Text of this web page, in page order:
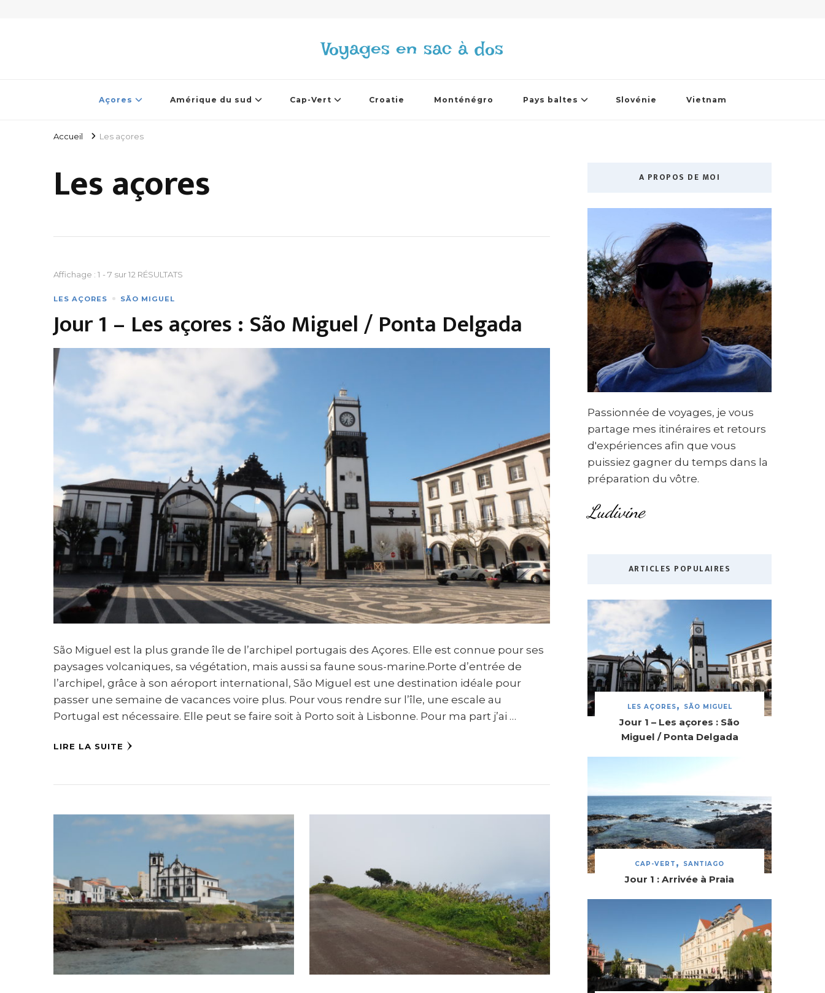
Voyages en sac à dos
Açores Amérique du sud Cap-Vert Croatie Monténégro Pays baltes Slovénie Vietnam
Accueil Les açores
Les açores
Affichage : 1 - 7 sur 12 RÉSULTATS
LES AÇORES SÃO MIGUEL
Jour 1 – Les açores : São Miguel / Ponta Delgada
São Miguel est la plus grande île de l’archipel portugais des Açores. Elle est connue pour ses
paysages volcaniques, sa végétation, mais aussi sa faune sous-marine.Porte d’entrée de
l’archipel, grâce à son aéroport international, São Miguel est une destination idéale pour
passer une semaine de vacances voire plus. Pour vous rendre sur l’île, une escale au
Portugal est nécessaire. Elle peut se faire soit à Porto soit à Lisbonne. Pour ma part j’ai …
LIRE LA SUITE
A PROPOS DE MOI
Passionnée de voyages, je vous
partage mes itinéraires et retours
d'expériences afin que vous
puissiez gagner du temps dans la
préparation du vôtre.
Ludivine
ARTICLES POPULAIRES
LES AÇORES SÃO MIGUEL
Jour 1 – Les açores : São
Miguel / Ponta Delgada
CAP-VERT SANTIAGO
Jour 1 : Arrivée à Praia